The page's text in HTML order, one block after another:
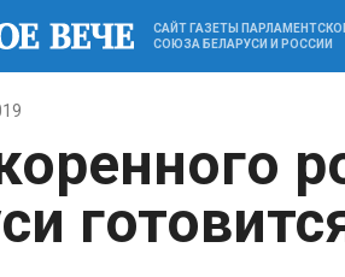
САЙТ ГАЗЕТЫ
СОЮЗА БЕЛАРУСИ И РОССИИ